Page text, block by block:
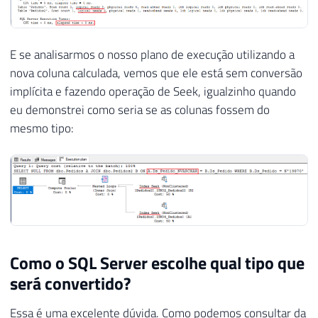
E se analisarmos o nosso plano de execução utilizando a
nova coluna calculada, vemos que ele está sem conversão
implícita e fazendo operação de Seek, igualzinho quando
eu demonstrei como seria se as colunas fossem do
mesmo tipo:
Como o SQL Server escolhe qual tipo que
será convertido?
Essa é uma excelente dúvida. Como podemos consultar da